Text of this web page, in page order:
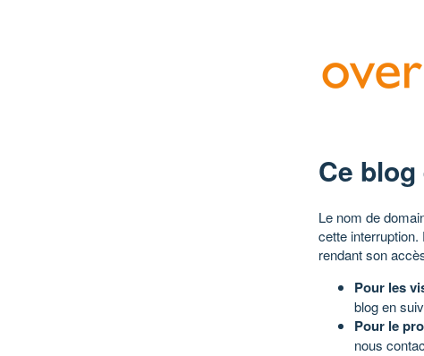
Ce
Le nom de
cette
rendant son
Pour les
blog en
Pour le
nous